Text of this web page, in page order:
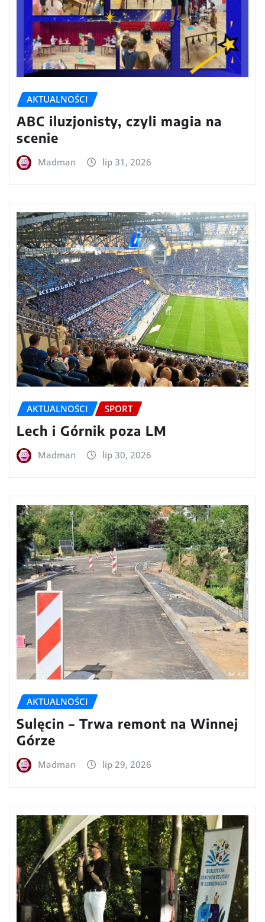
AKTUALNOŚCI
ABC iluzjonisty, czyli magia na
scenie
Madman lip 31, 2026
AKTUALNOŚCI SPORT
Lech i Górnik poza LM
Madman lip 30, 2026
AKTUALNOŚCI
Sulęcin – Trwa remont na Winnej
Górze
Madman lip 29, 2026